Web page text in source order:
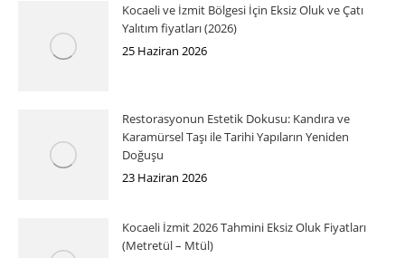
Kocaeli ve İzmit Bölgesi İçin Eksiz Oluk ve Çatı
Yalıtım fiyatları (2026)
25 Haziran 2026
Restorasyonun Estetik Dokusu: Kandıra ve
Karamürsel Taşı ile Tarihi Yapıların Yeniden
Doğuşu
23 Haziran 2026
Kocaeli İzmit 2026 Tahmini Eksiz Oluk Fiyatları
(Metretül – Mtül)